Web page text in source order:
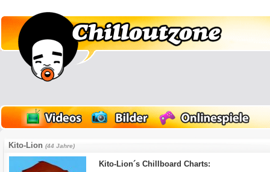
Kito-Lion(44 Jahre)
Kito-Lion´s Chillboard Charts: